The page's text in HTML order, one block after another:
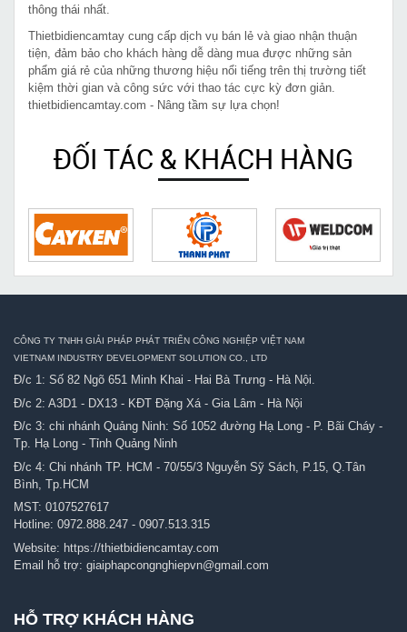
thông thái nhất.
Thietbidiencamtay cung cấp dịch vụ bán lẻ và giao nhận thuận
tiện, đảm bảo cho khách hàng dễ dàng mua được những sản
phẩm giá rẻ của những thương hiệu nổi tiếng trên thị trường tiết
kiệm thời gian và công sức với thao tác cực kỳ đơn giản.
thietbidiencamtay.com - Nâng tầm sự lựa chọn!
ĐỐI TÁC & KHÁCH HÀNG
CÔNG TY TNHH GIẢI PHÁP PHÁT TRIỂN CÔNG NGHIỆP VIỆT NAM
VIETNAM INDUSTRY DEVELOPMENT SOLUTION CO., LTD
Đ/c 1: Số 82 Ngõ 651 Minh Khai - Hai Bà Trưng - Hà Nội.
Đ/c 2: A3D1 - DX13 - KĐT Đặng Xá - Gia Lâm - Hà Nội
Đ/c 3: chi nhánh Quảng Ninh: Số 1052 đường Hạ Long - P. Bãi Cháy -
Tp. Hạ Long - Tỉnh Quảng Ninh
Đ/c 4: Chi nhánh TP. HCM - 70/55/3 Nguyễn Sỹ Sách, P.15, Q.Tân
Bình, Tp.HCM
MST: 0107527617
Hotline: 0972.888.247 - 0907.513.315
Website: https://thietbidiencamtay.com
Email hỗ trợ: giaiphapcongnghiepvn@gmail.com
HỖ TRỢ KHÁCH HÀNG